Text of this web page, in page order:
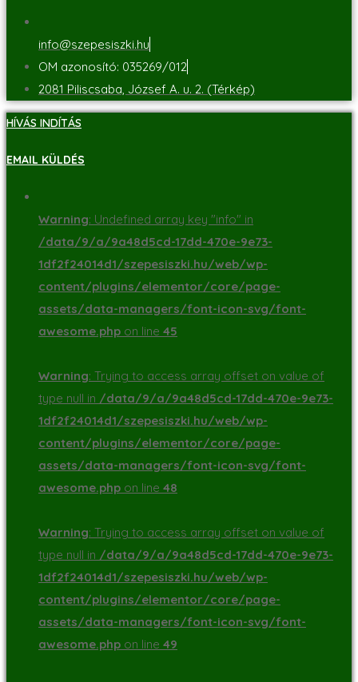
info@szepesiszki.hu
OM azonosító: 035269/012
2081 Piliscsaba, József A. u. 2. (Térkép)
HÍVÁS INDÍTÁS
EMAIL KÜLDÉS
Warning: Undefined array key "info" in
/data/9/a/9a48d5cd-17dd-470e-9e73-
1df2f24014d1/szepesiszki.hu/web/wp-
content/plugins/elementor/core/page-
assets/data-managers/font-icon-svg/font-
awesome.php on line 45
Warning: Trying to access array offset on value of
type null in /data/9/a/9a48d5cd-17dd-470e-9e73-
1df2f24014d1/szepesiszki.hu/web/wp-
content/plugins/elementor/core/page-
assets/data-managers/font-icon-svg/font-
awesome.php on line 48
Warning: Trying to access array offset on value of
type null in /data/9/a/9a48d5cd-17dd-470e-9e73-
1df2f24014d1/szepesiszki.hu/web/wp-
content/plugins/elementor/core/page-
assets/data-managers/font-icon-svg/font-
awesome.php on line 49